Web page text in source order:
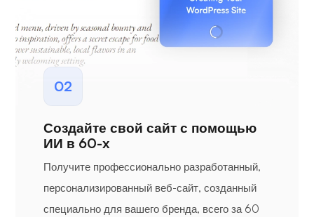
02
Создайте свой сайт с помощью
ИИ в 60-х
Получите профессионально разработанный,
персонализированный веб-сайт, созданный
специально для вашего бренда, всего за 60